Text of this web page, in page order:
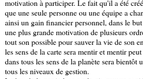
motivation à participer. Le fait qu'il a été
que une seule personne ou une équipe a
ainsi un gain financier personnel, dans le
une plus grande motivation de plusieurs
tout son possible pour sauver la vie de son
les sens de la carte sera mentir et mentir
dans tous les sens de la planète sera bientôt
tous les niveaux de gestion.